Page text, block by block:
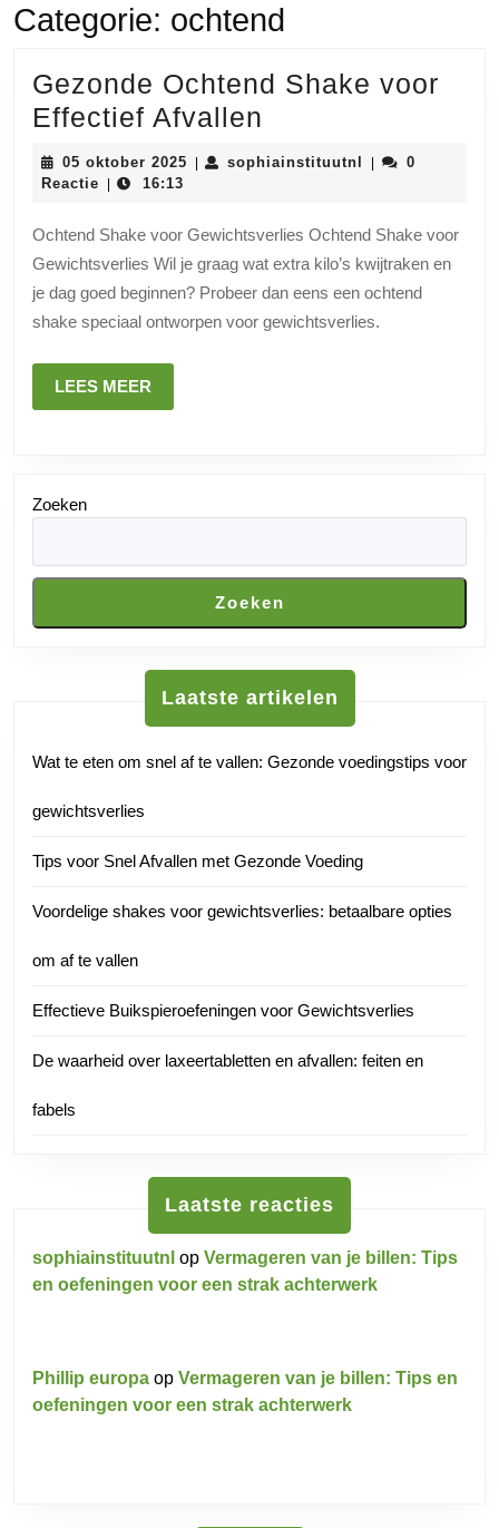
Categorie: ochtend
Gezonde Ochtend Shake voor
Effectief Afvallen
Ochtend
Effectief
Afvallen
05 oktober 2025 05
sophiainstituutnl sophiainstituutnl
0
Reactie
16:13
Ochtend Shake voor Gewichtsverlies Ochtend Shake voor
Gewichtsverlies Wil je graag wat extra kilo’s kwijtraken en
je dag goed beginnen? Probeer dan eens een ochtend
shake speciaal ontworpen voor gewichtsverlies.
LEES MEER
MEER
Zoeken
Zoeken
Laatste artikelen
Wat te eten om snel af te vallen: Gezonde voedingstips voor
gewichtsverlies
Tips voor Snel Afvallen met Gezonde Voeding
Voordelige shakes voor gewichtsverlies: betaalbare opties
om af te vallen
Effectieve Buikspieroefeningen voor Gewichtsverlies
De waarheid over laxeertabletten en afvallen: feiten en
fabels
Laatste reacties
sophiainstituutnl op Vermageren van je billen: Tips
en oefeningen voor een strak achterwerk
Phillip europa op Vermageren van je billen: Tips en
oefeningen voor een strak achterwerk